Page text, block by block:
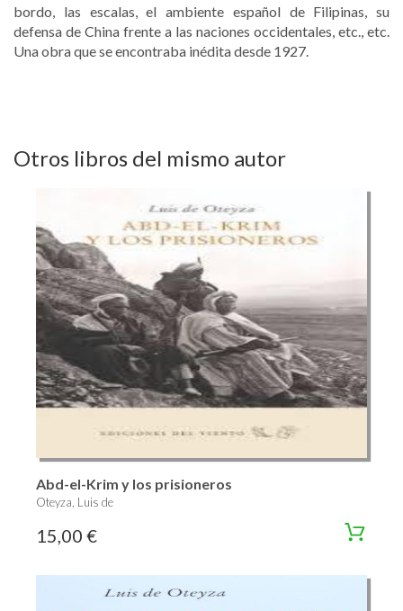
bordo, las escalas, el ambiente español de Filipinas, su
defensa de China frente a las naciones occidentales, etc., etc.
Una obra que se encontraba inédita desde 1927.
Otros libros del mismo autor
Abd-el-Krim y los prisioneros
Oteyza, Luis de
15,00 €